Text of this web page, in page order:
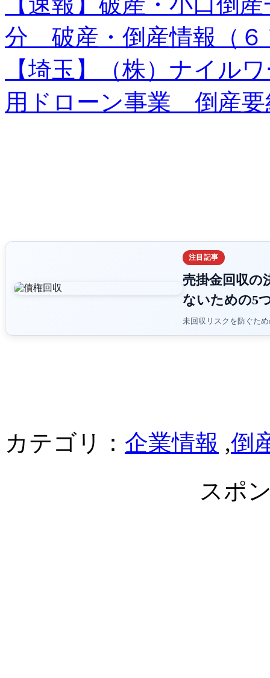
分 破産・倒産情報（６
【埼玉】（株）ナイル
用ドローン事業 倒産要
注目記事
売掛金回収の
ないための5
未回収リスクを防ぐた
カテゴリ： 企業情報 ,倒
スポ